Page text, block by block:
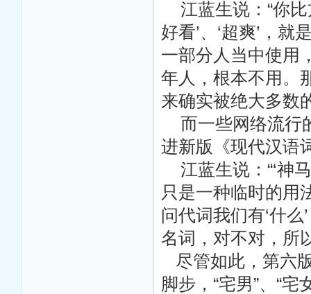
江蓝生说：“你比
好看’、‘超爽’，
一部分人当中使用
年人，根本不用。
来确实被绝大多数
而一些网络流行
进新版《现代汉语
江蓝生说：“‘神
只是一种临时的用
问代词我们有‘什么
名词，对不对，所
尽管如此，第六
脚步，“宅男”、“宅